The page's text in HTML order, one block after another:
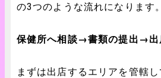
の3つのような流れになります。
保健所へ相談→書類の提出→出
まずは出店するエリアを管轄